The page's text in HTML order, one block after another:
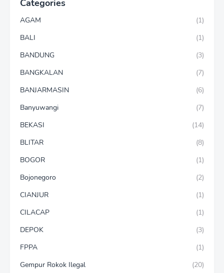
Categories
AGAM
(1)
BALI
(1)
BANDUNG
(3)
BANGKALAN
(7)
BANJARMASIN
(6)
Banyuwangi
(7)
BEKASI
(14)
BLITAR
(8)
BOGOR
(1)
Bojonegoro
(2)
CIANJUR
(1)
CILACAP
(1)
DEPOK
(3)
FPPA
(1)
Gempur Rokok Ilegal
(20)